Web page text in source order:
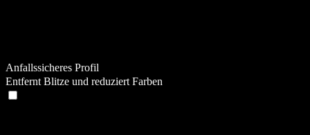
Anfallssicheres Profil
Entfernt Blitze und reduziert Farben